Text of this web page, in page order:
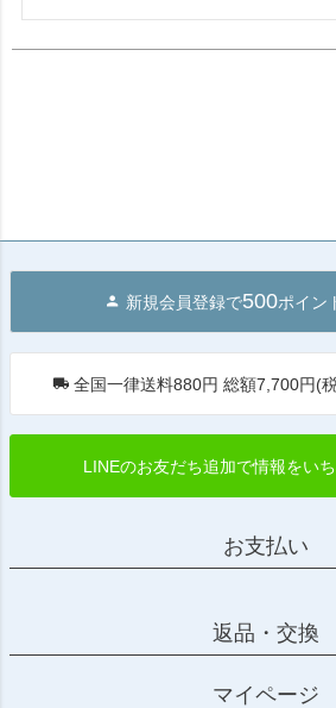
新規会員登録で500ポイン
全国一律送料880円 総額7,700円(
LINEのお友だち追加で情報をいち
お支払い
返品・交換
マイページ